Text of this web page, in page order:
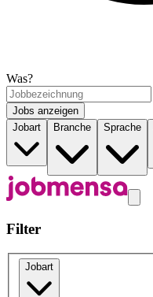
Was?
Jobs anzeigen
Jobart
Branche Sprache
Filter
Jobart